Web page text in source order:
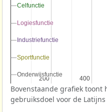
200
200 400
400
Celfunctie
Celfunctie
Logiesfunctie
Logiesfunctie
Industriefunctie
Industriefunctie
Sportfunctie
Sportfunctie
Onderwijsfunctie
Onderwijsfunctie
Bovenstaande grafiek
gebruiksdoel voor de